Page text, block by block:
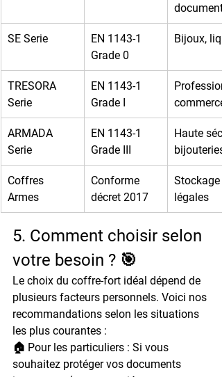
documents
SE Serie
EN 1143-1
Grade 0
Bijoux,
TRESORA
Serie
EN 1143-1
Grade I
ARMADA
Serie
EN 1143-1
Grade III
Haute
bijouteries
Coffres
Armes
Conforme
décret 2017
Stockage
légales
5. Comment choisir selon
votre besoin ? 🎯
Le choix du coffre-fort idéal dépend de
plusieurs facteurs personnels. Voici nos
recommandations selon les situations
les plus courantes :
🏠 Pour les particuliers : Si vous
souhaitez protéger vos documents